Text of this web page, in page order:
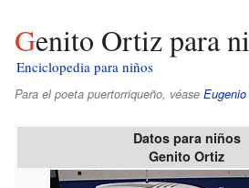
Genito Ortiz para
Enciclopedia para niños
Para el poeta puertorriqueño, véase
Datos para niños
Genito Ortiz